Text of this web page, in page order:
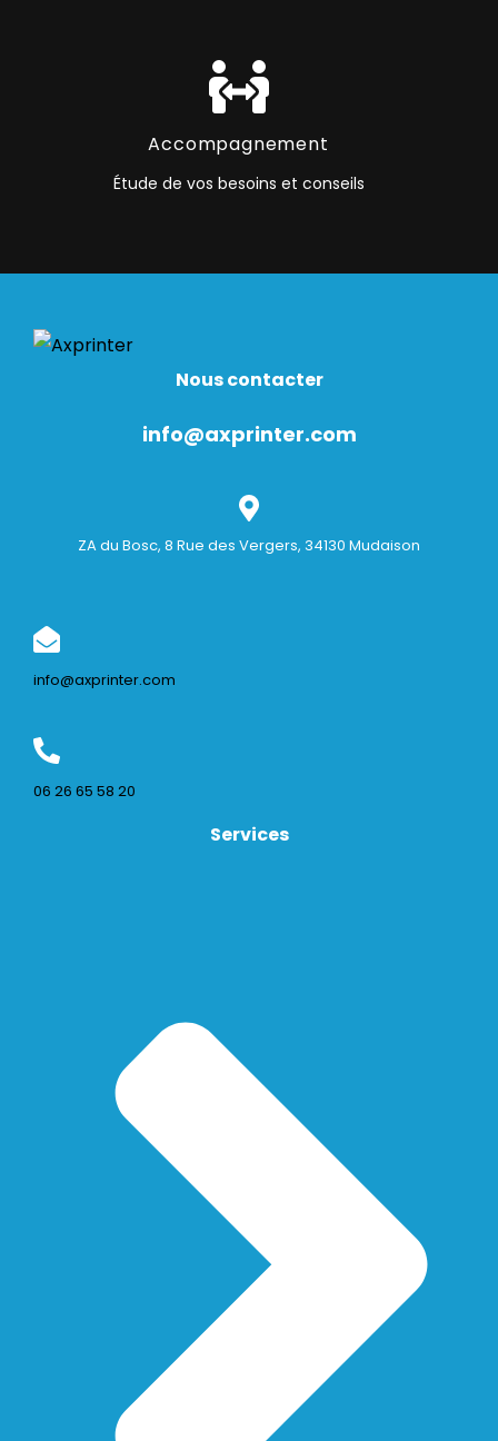
Accompagnement
Étude de vos besoins et conseils
Nous contacter
info@axprinter.com
ZA du Bosc, 8 Rue des Vergers, 34130 Mudaison
info@axprinter.com
06 26 65 58 20
Services